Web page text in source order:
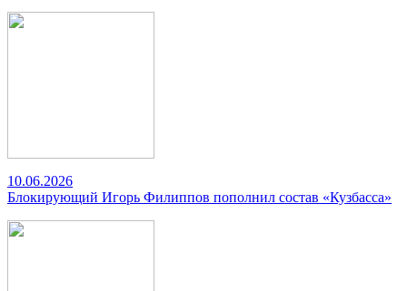
10.06.2026
Блокирующий Игорь Филиппов пополнил состав «Кузбасса»